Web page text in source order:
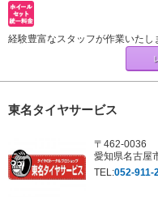
経験豊富なスタッフが作業いたし
東名タイヤサービス
〒462-0036
愛知県名古屋
TEL:052-911-